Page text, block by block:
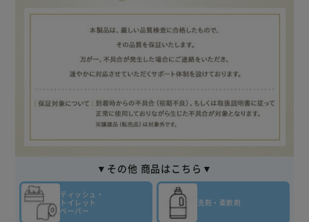
▼その他 商品はこちら▼
ティッシュ・
トイレット
ペーパー
洗剤・柔軟剤